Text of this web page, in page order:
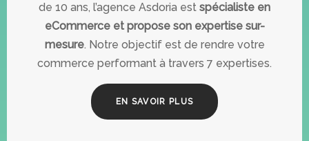
de 10 ans, l’agence Asdoria est spécialiste en
eCommerce et propose son expertise sur-
mesure. Notre objectif est de rendre votre
commerce performant à travers 7 expertises.
EN SAVOIR PLUS